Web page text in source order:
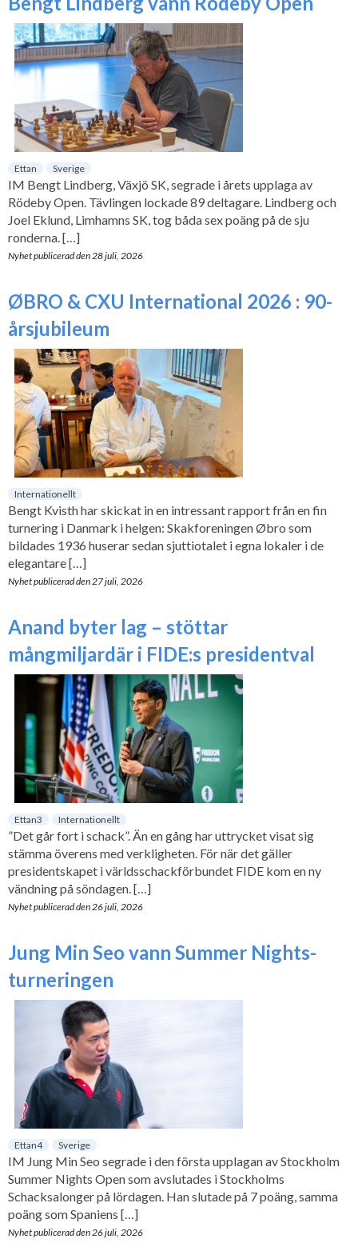
Ettan Sverige
IM Bengt Lindberg, Växjö SK, segrade i årets upplaga av
Rödeby Open. Tävlingen lockade 89 deltagare. Lindberg och
Joel Eklund, Limhamns SK, tog båda sex poäng på de sju
ronderna. […]
Nyhet publicerad den28 juli, 2026
ØBRO & CXU International 2026 : 90-
årsjubileum
Internationellt
Bengt Kvisth har skickat in en intressant rapport från en fin
turnering i Danmark i helgen: Skakforeningen Øbro som
bildades 1936 huserar sedan sjuttiotalet i egna lokaler i de
elegantare […]
Nyhet publicerad den27 juli, 2026
Anand byter lag – stöttar
mångmiljardär i FIDE:s presidentval
Ettan3 Internationellt
”Det går fort i schack”. Än en gång har uttrycket visat sig
stämma överens med verkligheten. För när det gäller
presidentskapet i världsschackförbundet FIDE kom en ny
vändning på söndagen. […]
Nyhet publicerad den26 juli, 2026
Jung Min Seo vann Summer Nights-
turneringen
Ettan4 Sverige
IM Jung Min Seo segrade i den första upplagan av Stockholm
Summer Nights Open som avslutades i Stockholms
Schacksalonger på lördagen. Han slutade på 7 poäng, samma
poäng som Spaniens […]
Nyhet publicerad den26 juli, 2026